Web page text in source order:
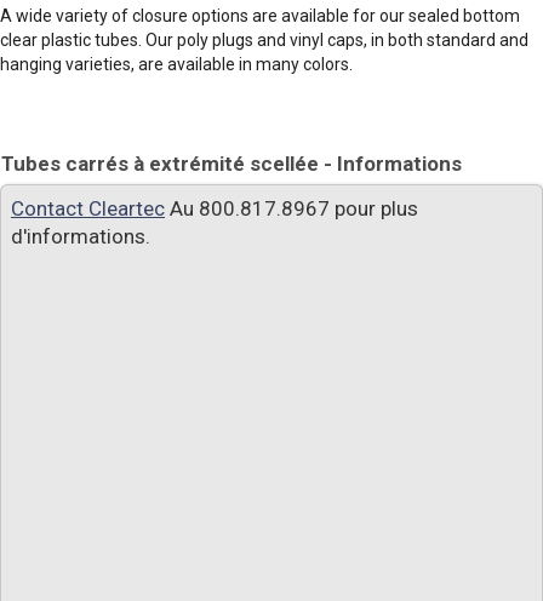
A wide variety of closure options are available for our sealed bottom
clear plastic tubes. Our poly plugs and vinyl caps, in both standard and
hanging varieties, are available in many colors.
Tubes carrés à extrémité scellée - Informations
Contact Cleartec Au 800.817.8967 pour plus
d'informations.